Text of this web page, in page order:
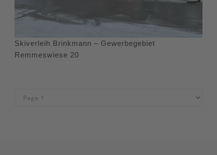
Skiverleih Brinkmann – Gewerbegebiet
Remmeswiese 20